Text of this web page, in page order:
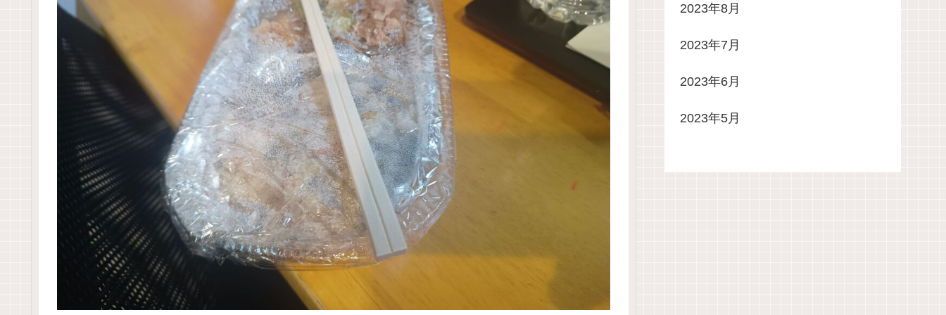
2023年8月
2023年7月
2023年6月
2023年5月